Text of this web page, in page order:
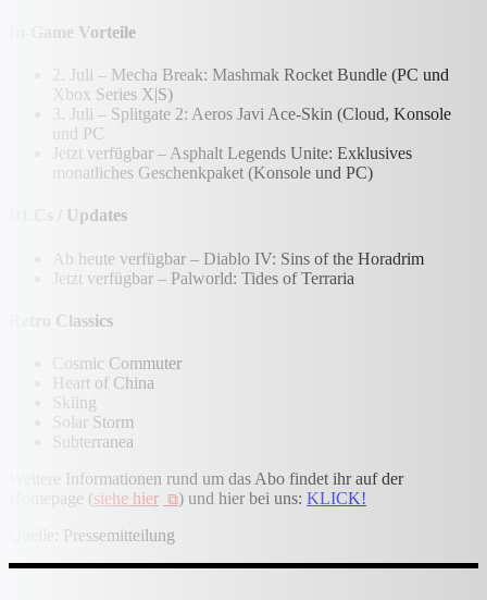
In-Game Vorteile
2. Juli – Mecha Break: Mashmak Rocket Bundle (PC und
Xbox Series X|S)
3. Juli – Splitgate 2: Aeros Javi Ace-Skin (Cloud, Konsole
und PC
Jetzt verfügbar – Asphalt Legends Unite: Exklusives
monatliches Geschenkpaket (Konsole und PC)
DLCs / Updates
Ab heute verfügbar – Diablo IV: Sins of the Horadrim
Jetzt verfügbar – Palworld: Tides of Terraria
Retro Classics
Cosmic Commuter
Heart of China
Skiing
Solar Storm
Subterranea
Weitere Informationen rund um das Abo findet ihr auf der
Homepage (siehe hier ) und hier bei uns: KLICK!
Quelle: Pressemitteilung